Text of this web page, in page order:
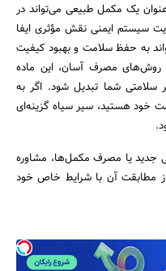
یک مکمل طبیعی می‌تواند در
سیستم ایمنی نقش مؤثری ایفا
به حفظ سلامت و بهبود کیفیت
روش‌های مصرف آسان، این ماده
شما تبدیل شود. اگر به
خود هستید، سیر سیاه گزینه‌ای
جدید یا مصرف مکمل‌ها، مشاوره
مطابقت آن با شرایط خاص خود